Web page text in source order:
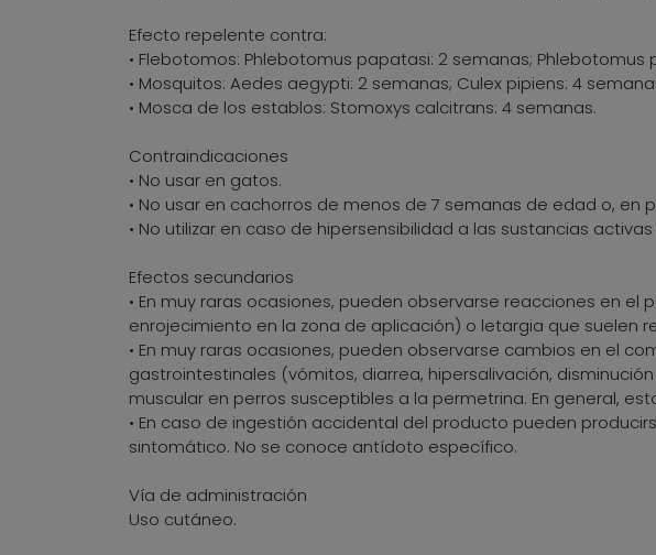
Efecto repelente contra:
• Flebotomos: Phlebotomus papatasi: 2 semanas; Phlebotomus
• Mosquitos: Aedes aegypti: 2 semanas; Culex pipiens: 4
• Mosca de los establos: Stomoxys calcitrans: 4 semanas.
Contraindicaciones
• No usar en gatos.
• No usar en cachorros de menos de 7 semanas de edad o, en
• No utilizar en caso de hipersensibilidad a las sustancias
Efectos secundarios
• En muy raras ocasiones, pueden observarse reacciones en
enrojecimiento en la zona de aplicación) o letargia que suelen
• En muy raras ocasiones, pueden observarse cambios en el
gastrointestinales (vómitos, diarrea, hipersalivación,
muscular en perros susceptibles a la permetrina. En general,
• En caso de ingestión accidental del producto pueden
sintomático. No se conoce antídoto específico.
Vía de administración
Uso cutáneo.